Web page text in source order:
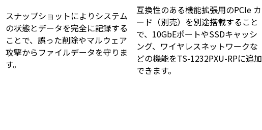
スナップショットによりシステム
の状態とデータを完全に記録する
ことで、誤った削除やマルウェア
攻撃からファイルデータを守りま
す。
互換性のある機能拡張用のPCIe カ
ード（別売）を別途搭載すること
で、10GbEポートやSSDキャッシ
ング、ワイヤレスネットワークな
どの機能をTS-1232PXU-RPに追加
できます。